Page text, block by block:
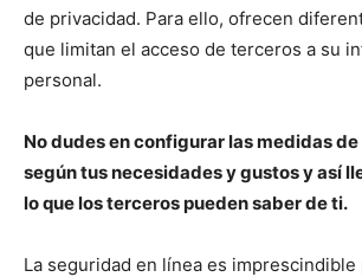
de privacidad. Para ello, ofrecen
que limitan el acceso de terceros a su
personal.
No dudes en configurar las medidas
según tus necesidades y gustos y así
lo que los terceros pueden saber de ti.
La seguridad en línea es imprescindible